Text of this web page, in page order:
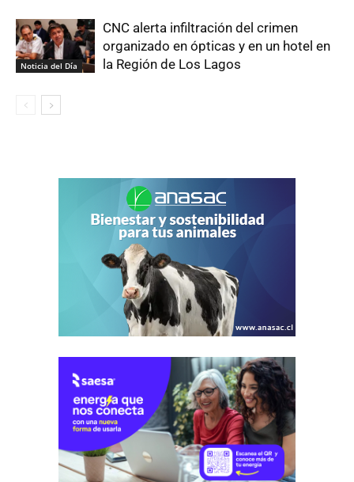
Noticia del Día
CNC alerta infiltración del crimen
organizado en ópticas y en un hotel en
la Región de Los Lagos